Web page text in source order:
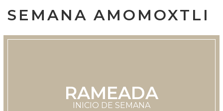
SEMANA AMOMOXTLI
RAMEADA
INICIO DE SEMANA
11:30 hrs